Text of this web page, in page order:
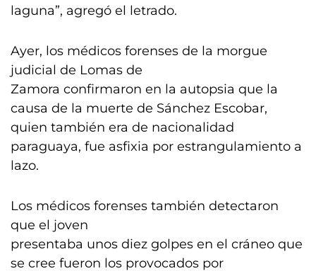
laguna”, agregó el letrado.
Ayer, los médicos forenses de la morgue
judicial de Lomas de
Zamora confirmaron en la autopsia que la
causa de la muerte de Sánchez Escobar,
quien también era de nacionalidad
paraguaya, fue asfixia por estrangulamiento a
lazo.
Los médicos forenses también detectaron
que el joven
presentaba unos diez golpes en el cráneo que
se cree fueron los provocados por